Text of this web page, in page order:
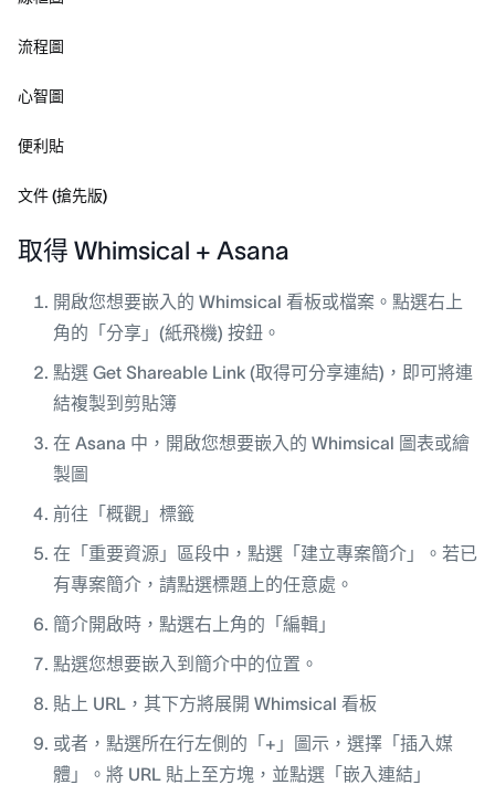
流程圖
心智圖
便利貼
文件 (搶先版)
取得 Whimsical + Asana
開啟您想要嵌入的 Whimsical 看板或檔案。點選右上
角的「分享」(紙飛機) 按鈕。
點選 Get Shareable Link (取得可分享連結)，即可將連
結複製到剪貼簿
在 Asana 中，開啟您想要嵌入的 Whimsical 圖表或繪
製圖
前往「概觀」標籤
在「重要資源」區段中，點選「建立專案簡介」。若已
有專案簡介，請點選標題上的任意處。
簡介開啟時，點選右上角的「編輯」
點選您想要嵌入到簡介中的位置。
貼上 URL，其下方將展開 Whimsical 看板
或者，點選所在行左側的「+」圖示，選擇「插入媒
體」。將 URL 貼上至方塊，並點選「嵌入連結」